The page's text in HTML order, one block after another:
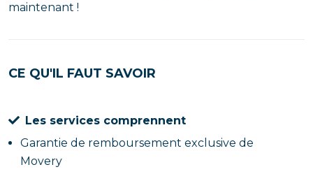
maintenant !
CE QU'IL FAUT SAVOIR
Les services comprennent
Garantie de remboursement exclusive de
Movery